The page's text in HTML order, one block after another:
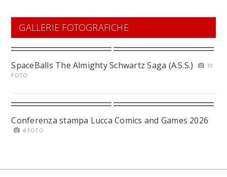
GALLERIE FOTOGRAFICHE
SpaceBalls The Almighty Schwartz Saga (A.S.S.)
10
FOTO
Conferenza stampa Lucca Comics and Games 2026
4 FOTO